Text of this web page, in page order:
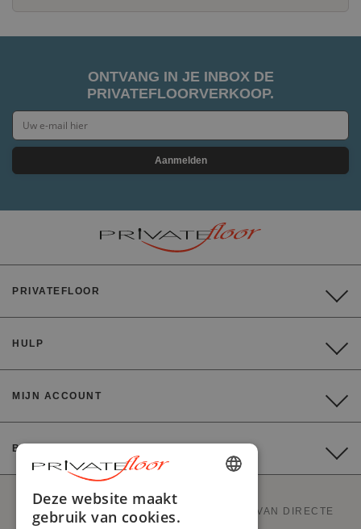
ONTVANG IN JE INBOX DE
PRIVATEFLOORVERKOOP.
Aanmelden
PRIVATEFLOOR
HULP
MIJN ACCOUNT
BETALING
PRIVATEFLOOR IS DE EERSTE WEBSITE VAN DIRECTE
Deze website maakt
gebruik van cookies.